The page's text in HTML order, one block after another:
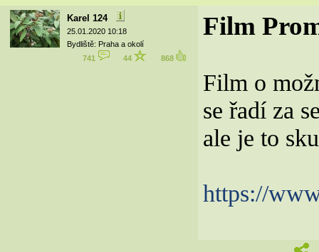
Karel 124
25.01.2020 10:18
Bydliště: Praha a okolí
741
44 868
Film
Film o
se řadí za
ale je to
https://